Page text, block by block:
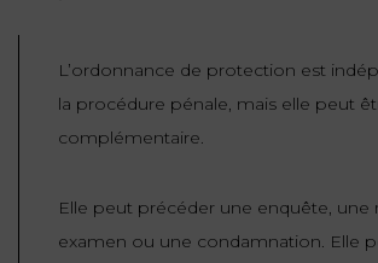
L’ordonnance de protection est
la procédure pénale, mais elle peut
complémentaire.
Elle peut précéder une enquête, une
examen ou une condamnation. Elle